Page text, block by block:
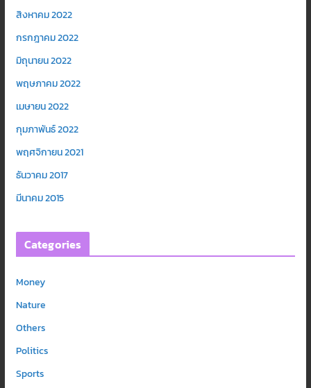
สิงหาคม 2022
กรกฎาคม 2022
มิถุนายน 2022
พฤษภาคม 2022
เมษายน 2022
กุมภาพันธ์ 2022
พฤศจิกายน 2021
ธันวาคม 2017
มีนาคม 2015
Categories
Money
Nature
Others
Politics
Sports